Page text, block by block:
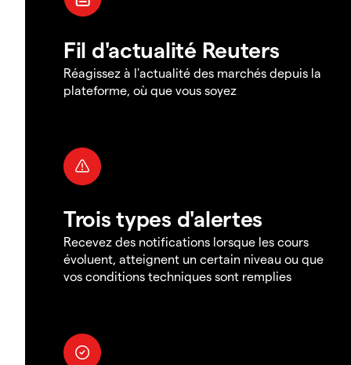
Fil d'actualité Reuters
Réagissez à l'actualité des marchés depuis la
plateforme, où que vous soyez
Trois types d'alertes
Recevez des notifications lorsque les cours
évoluent, atteignent un certain niveau ou que
vos conditions techniques sont remplies